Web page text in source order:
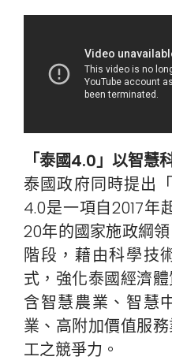
「泰國4.0」以智慧
泰國政府同時提出
4.0是一項自2017年
20年的國家施政綱
階段，藉由科學技
式，強化泰國經濟
含智慧農業、智慧
業、高附加價值服
工之競爭力。